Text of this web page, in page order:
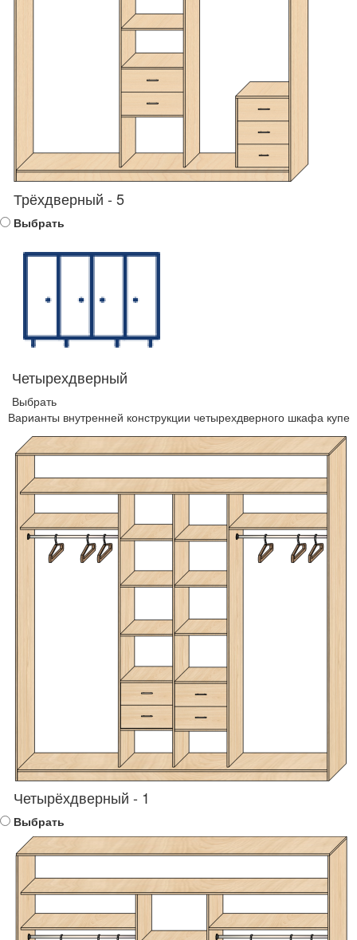
Трёхдверный - 5
Выбрать
Четырехдверный
Выбрать
Варианты внутренней конструкции четырехдверного шкафа купе
Четырёхдверный - 1
Выбрать